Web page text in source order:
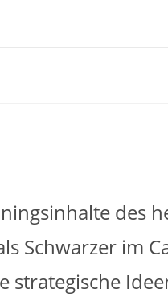
des
Schwarzer im
strategische